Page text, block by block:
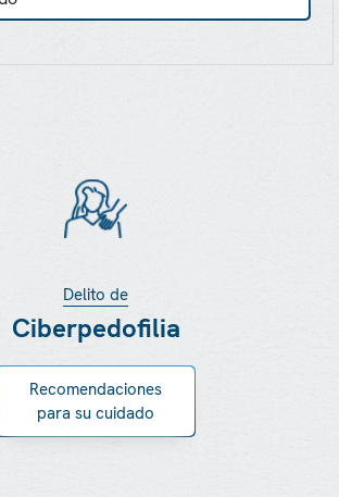
Delito de
Ciberpedofilia
Recomendaciones
para su cuidado